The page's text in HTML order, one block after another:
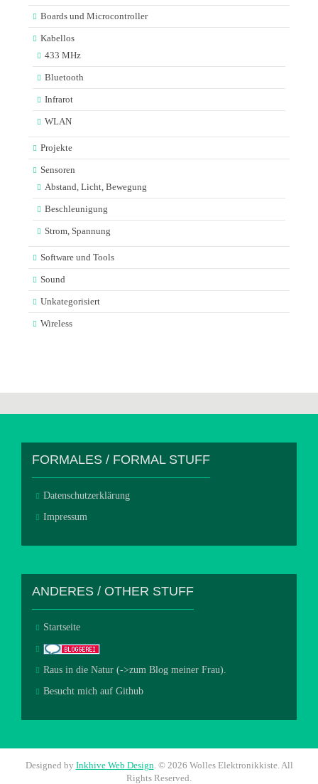
Boards und Microcontroller
Kabellos
433 MHz
Bluetooth
Infrarot
WLAN
Projekte
Sensoren
Abstand, Licht, Bewegung
Beschleunigung
Strom, Spannung
Software und Tools
Sound
Unkategorisiert
Wireless
FORMALES / FORMAL STUFF
Datenschutzerklärung
Impressum
ANDERES / OTHER STUFF
Startseite
Raus in die Natur (->zum Blog meiner Frau).
Besucht mich auf Github
Designed by Inkhive Web Design © 2026 Wolles Elektronikkiste. All
Rights Reserved.